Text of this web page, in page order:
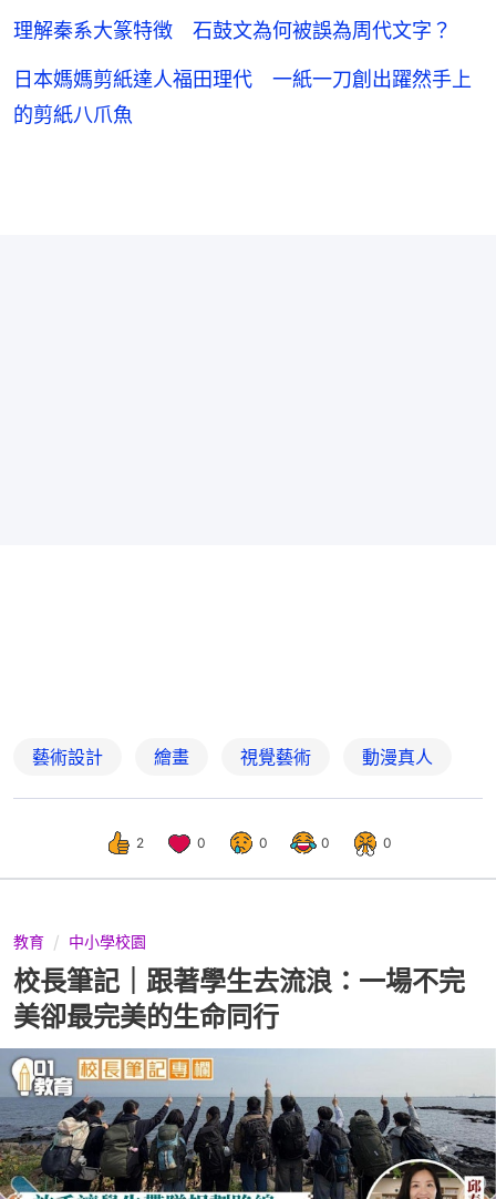
理解秦系大篆特徴 石鼓文為何被誤為周代文字？
日本媽媽剪紙達人福田理代 一紙一刀創出躍然手上
的剪紙八爪魚
藝術設計 繪畫 視覺藝術 動漫真人
2 0 0 0 0
教育 中小學校園
校長筆記｜跟著學生去流浪：一場不完
美卻最完美的生命同行